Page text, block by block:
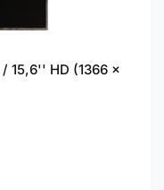
15,6'' HD (1366 x